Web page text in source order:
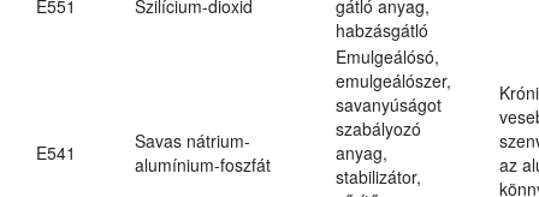
E551 Szilícium-dioxid
gátló anyag,
habzásgátló
E541
Savas nátrium-
alumínium-foszfát
Emulgeálósó,
emulgeálószer,
savanyúságot
szabályozó
anyag,
stabilizátor,
az